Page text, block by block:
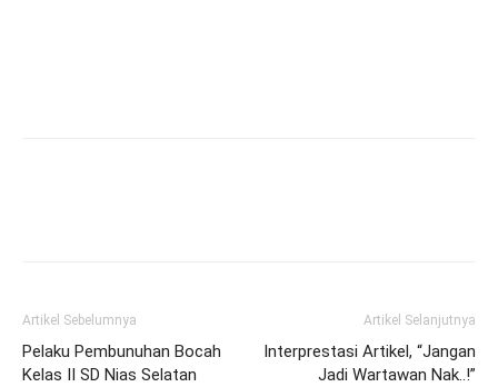
Artikel Sebelumnya
Pelaku Pembunuhan Bocah
Kelas II SD Nias Selatan
Artikel Selanjutnya
Interprestasi Artikel, “Jangan
Jadi Wartawan Nak..!”